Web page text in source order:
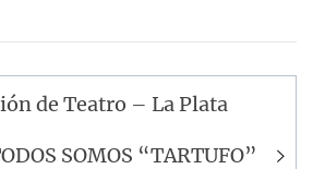
de Teatro – La Plata
SOMOS “TARTUFO”